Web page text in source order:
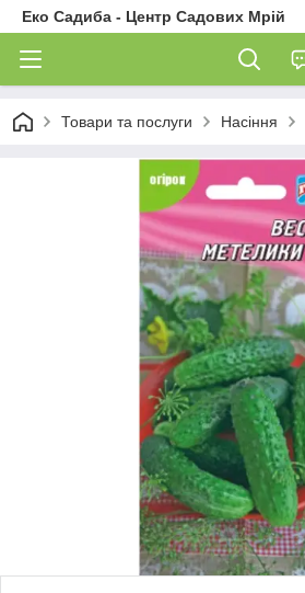
Еко Садиба - Центр Садових Мрій
Товари та послуги Насіння